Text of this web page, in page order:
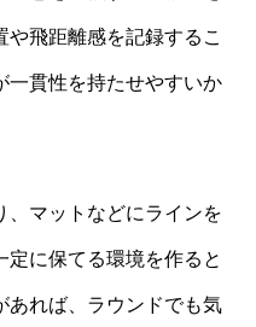
飛距離感を記録するこ
一貫性を持たせやすいか
、マットなどにラインを
定に保てる環境を作ると
あれば、ラウンドでも気